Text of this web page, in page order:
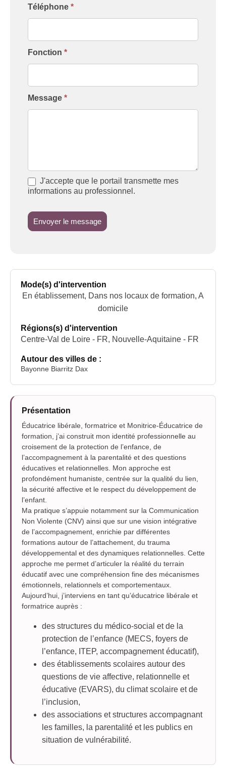
Téléphone *
Fonction *
Message *
J'accepte que le portail transmette mes
informations au professionnel.
Envoyer le message
Mode(s) d'intervention
En établissement, Dans nos locaux de formation, A
domicile
Régions(s) d'intervention
Centre-Val de Loire - FR, Nouvelle-Aquitaine - FR
Autour des villes de :
Bayonne Biarritz Dax
Présentation
Éducatrice libérale, formatrice et Monitrice-Éducatrice de
formation, j’ai construit mon identité professionnelle au
croisement de la protection de l’enfance, de
l’accompagnement à la parentalité et des questions
éducatives et relationnelles. Mon approche est
profondément humaniste, centrée sur la qualité du lien,
la sécurité affective et le respect du développement de
l’enfant.
Ma pratique s’appuie notamment sur la Communication
Non Violente (CNV) ainsi que sur une vision intégrative
de l’accompagnement, enrichie par différentes
formations autour de l’attachement, du trauma
développemental et des dynamiques relationnelles. Cette
approche me permet d’articuler la réalité du terrain
éducatif avec une compréhension fine des mécanismes
émotionnels, relationnels et comportementaux.
Aujourd’hui, j’interviens en tant qu’éducatrice libérale et
formatrice auprès :
des structures du médico-social et de la
protection de l’enfance (MECS, foyers de
l’enfance, ITEP, accompagnement éducatif),
des établissements scolaires autour des
questions de vie affective, relationnelle et
éducative (EVARS), du climat scolaire et de
l’inclusion,
des associations et structures accompagnant
les familles, la parentalité et les publics en
situation de vulnérabilité.